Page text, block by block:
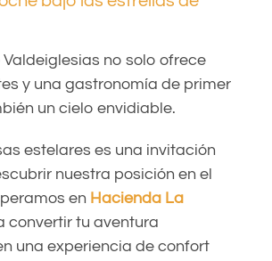
no solo ofrece
y una gastronomía de primer
un cielo envidiable.
estelares es una invitación
nuestra posición en el
en Hacienda La
convertir tu aventura
una experiencia de confort